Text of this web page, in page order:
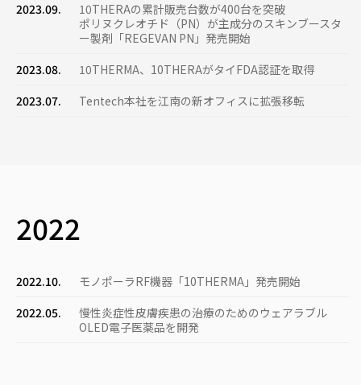
2023.09.
10THERAの累計販売台数が400台を突破
ポリヌクレオチド（PN）が主成分のスキンブースタ
ー製剤「REGEVAN PN」発売開始
2023.08.
10THERMA、10THERAがタイFDA認証を取得
2023.07.
Tentech本社を江南の新オフィスに拡張移転
2022
2022.10.
モノポーラRF機器「10THERMA」発売開始
2022.05.
慢性炎症性皮膚疾患の治療のためのウェアラブル
OLED電子医薬品を開発